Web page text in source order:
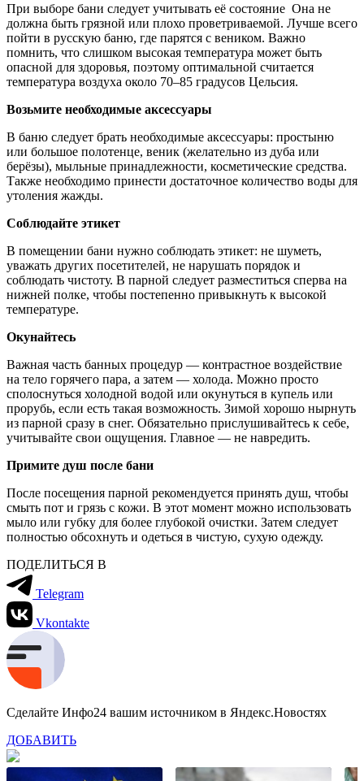
При выборе бани следует учитывать её состояние Она не
должна быть грязной или плохо проветриваемой. Лучше всего
пойти в русскую баню, где парятся с веником. Важно
помнить, что слишком высокая температура может быть
опасной для здоровья, поэтому оптимальной считается
температура воздуха около 70–85 градусов Цельсия.
Возьмите необходимые аксессуары
В баню следует брать необходимые аксессуары: простыню
или большое полотенце, веник (желательно из дуба или
берёзы), мыльные принадлежности, косметические средства.
Также необходимо принести достаточное количество воды для
утоления жажды.
Соблюдайте этикет
В помещении бани нужно соблюдать этикет: не шуметь,
уважать других посетителей, не нарушать порядок и
соблюдать чистоту. В парной следует разместиться сперва на
нижней полке, чтобы постепенно привыкнуть к высокой
температуре.
Окунайтесь
Важная часть банных процедур — контрастное воздействие
на тело горячего пара, а затем — холода. Можно просто
сполоснуться холодной водой или окунуться в купель или
прорубь, если есть такая возможность. Зимой хорошо нырнуть
из парной сразу в снег. Обязательно прислушивайтесь к себе,
учитывайте свои ощущения. Главное — не навредить.
Примите душ после бани
После посещения парной рекомендуется принять душ, чтобы
смыть пот и грязь с кожи. В этот момент можно использовать
мыло или губку для более глубокой очистки. Затем следует
полностью обсохнуть и одеться в чистую, сухую одежду.
ПОДЕЛИТЬСЯ В
Telegram
Vkontakte
Сделайте Инфо24 вашим источником в Яндекс.Новостях
ДОБАВИТЬ